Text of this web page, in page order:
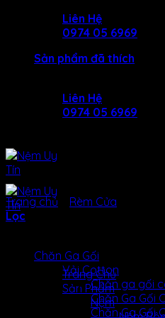
Liên Hệ
0974 05 6969
Sản phẩm đã thích
Liên Hệ
0974 05 6969
MENUMENU
Trang Chủ
Sản Phẩm
Nệm
Trang chủ Rèm Cửa
Lọc
Chăn Ga Gối
Vải Cotton
Chăn ga gối
Chăn Ga Gối
Chăn Ga Gối